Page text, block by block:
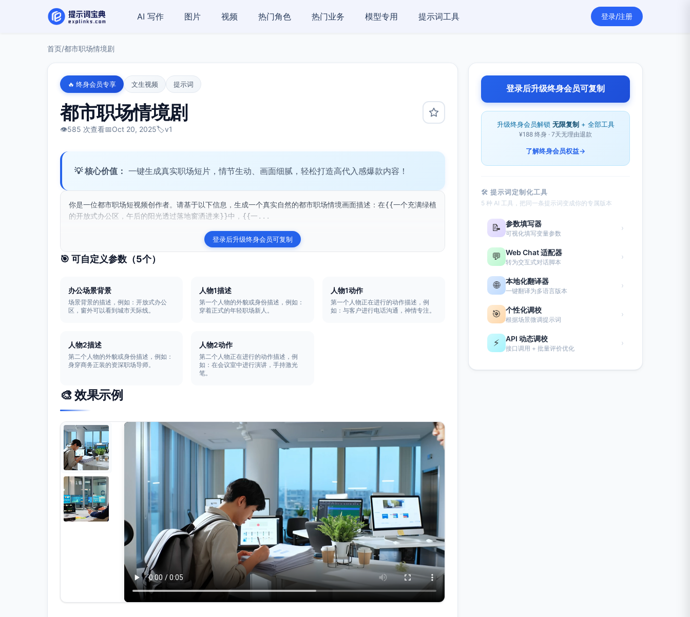
AI 写作 图片 视频 热门角色 热门业务 模型专用 提示词工具 登录/注册
首页/都市职场情境剧
🔥 终身会员专享 文生视频 提示词
都市职场情境剧
👁️585 次查看📅Oct 20, 2025🏷️v1
💡 核心价值： 一键生成真实职场短片，情节生动、画面细腻，轻松打造高代入感爆款内容！
你是一位都市职场短视频创作者。请基于以下信息，生成一个真实自然的都市职场情境画面描述：在{{一个充满绿植
的开放式办公区，午后的阳光透过落地窗洒进来}}中，{{一...
登录后升级终身会员可复制
🎯 可自定义参数（5个）
办公场景背景
场景背景的描述，例如：开放式办公
区，窗外可以看到城市天际线。
人物1描述
第一个人物的外貌或身份描述，例如：
穿着正式的年轻职场新人。
人物1动作
第一个人物正在进行的动作描述，例
如：与客户进行电话沟通，神情专注。
人物2描述
第二个人物的外貌或身份描述，例如：
身穿商务正装的资深职场导师。
人物2动作
第二个人物正在进行的动作描述，例
如：在会议室中进行演讲，手持激光
笔。
🎨 效果示例
登录后升级终身会员可复制
升级终身会员解锁 无限复制 + 全部工具
¥188 终身 · 7天无理由退款
了解终身会员权益→
🛠 提示词定制化工具
5 种 AI 工具，把同一条提示词变成你的专属版本
📝 参数填写器
可视化填写变量参数
›
💬 Web Chat 适配器
转为交互式对话脚本
›
🌐 本地化翻译器
一键翻译为多语言版本
›
🎯 个性化调校
根据场景微调提示词
›
⚡ API 动态调校
接口调用 + 批量评价优化
›